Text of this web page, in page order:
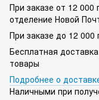
При заказе от 12 000
отделение Новой
При заказе до 12 000
Бесплатная доставка
товары
Подробнее о
Наличными при